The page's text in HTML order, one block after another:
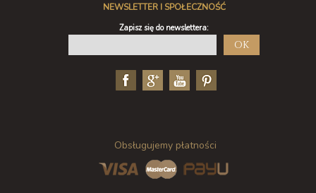
NEWSLETTER I SPOŁECZNOŚĆ
Zapisz się do newslettera:
OK
Obsługujemy płatności